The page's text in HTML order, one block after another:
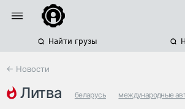
Найти грузы
← Новости
литва беларусь международные